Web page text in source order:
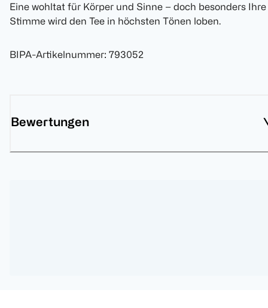
Eine wohltat für Körper und Sinne – doch besonders Ihre
Stimme wird den Tee in höchsten Tönen loben.
BIPA-Artikelnummer: 793052
Bewertungen